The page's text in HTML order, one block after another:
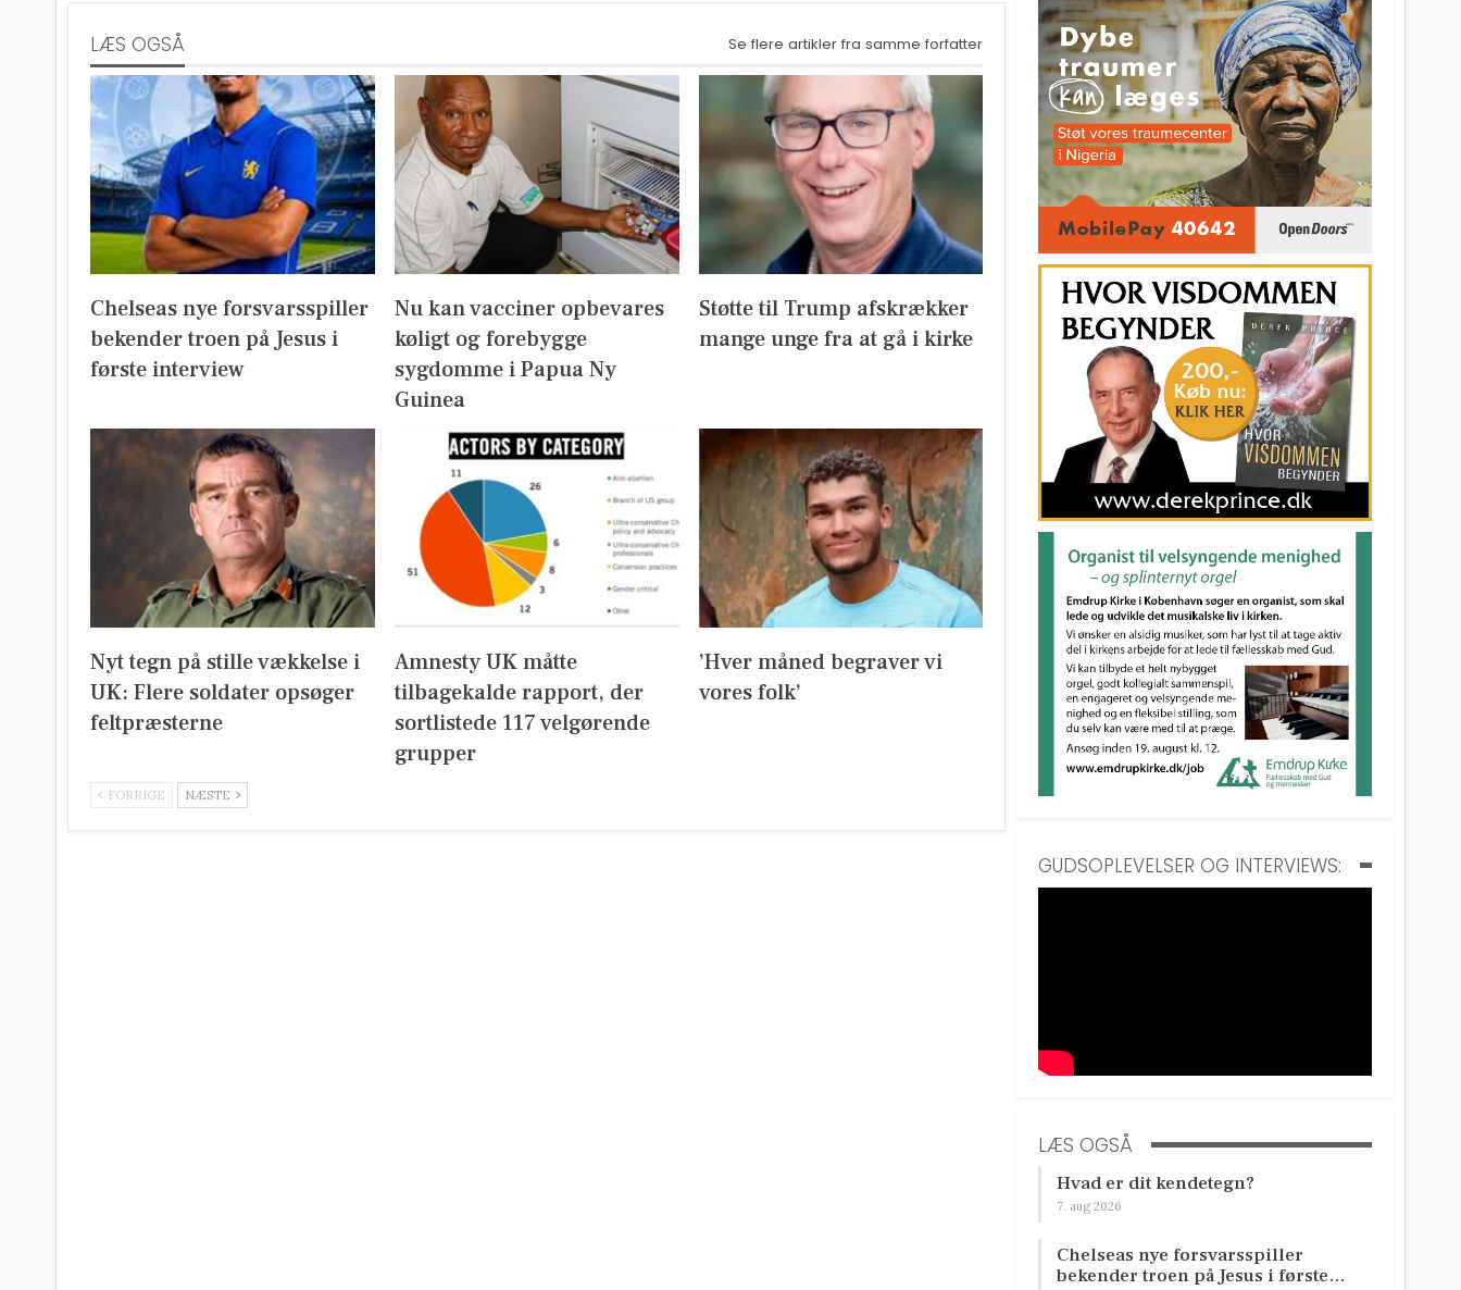
LÆS OGSÅ Se flere artikler fra samme forfatter
Chelseas nye forsvarsspiller
bekender troen på Jesus i
første interview
Nu kan vacciner opbevares
køligt og forebygge
sygdomme i Papua Ny
Guinea
Støtte til Trump afskrækker
mange unge fra at gå i kirke
Nyt tegn på stille vækkelse i
UK: Flere soldater opsøger
feltpræsterne
Amnesty UK måtte
tilbagekalde rapport, der
sortlistede 117 velgørende
grupper
’Hver måned begraver vi
vores folk’
FORRIGE NÆSTE
GUDSOPLEVELSER OG INTERVIEWS:
LÆS OGSÅ
Hvad er dit kendetegn?
7. aug 2026
Chelseas nye forsvarsspiller
bekender troen på Jesus i første…